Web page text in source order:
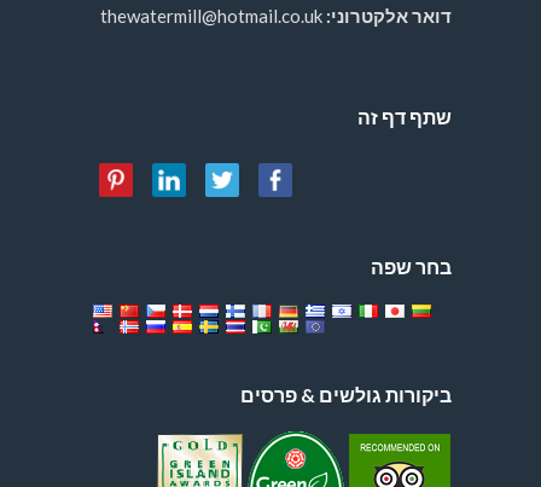
דואר אלקטרוני: thewatermill@hotmail.co.uk
שתף דף זה
בחר שפה
ביקורות גולשים & פרסים